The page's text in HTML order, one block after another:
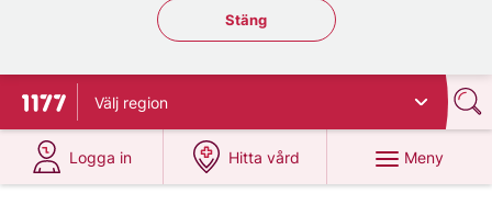
Stäng regionsväljaren
Stäng
Till startsidan för 1177
Välj region
Logga in
på 1177.se
Hitta vård
på 1177.se
Meny